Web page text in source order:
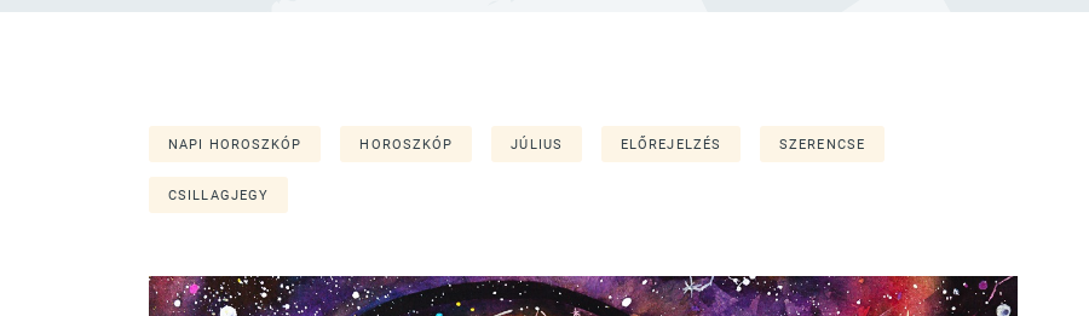
NAPI HOROSZKÓP HOROSZKÓP JÚLIUS ELŐREJELZÉS SZERENCSE
CSILLAGJEGY